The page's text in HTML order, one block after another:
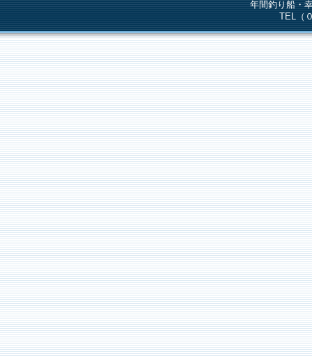
年間釣り船・
TEL（